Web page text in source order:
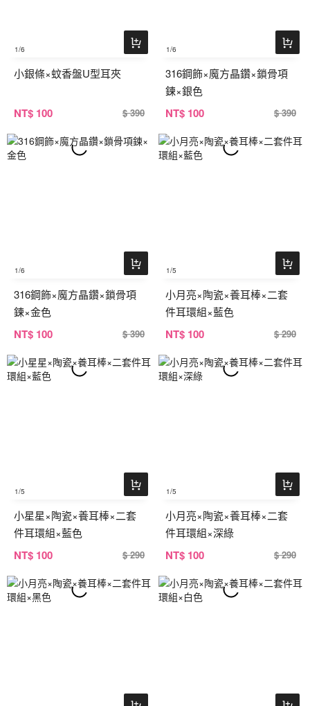
1/6
小銀條×蚊香盤U型耳夾
NT$ 100 $ 390
1/6
316鋼飾×魔方晶鑽×鎖骨項
鍊×銀色
NT$ 100 $ 390
1/6
316鋼飾×魔方晶鑽×鎖骨項
鍊×金色
NT$ 100 $ 390
1/5
小月亮×陶瓷×養耳棒×二套
件耳環組×藍色
NT$ 100 $ 290
1/5
小星星×陶瓷×養耳棒×二套
件耳環組×藍色
NT$ 100 $ 290
1/5
小月亮×陶瓷×養耳棒×二套
件耳環組×深綠
NT$ 100 $ 290